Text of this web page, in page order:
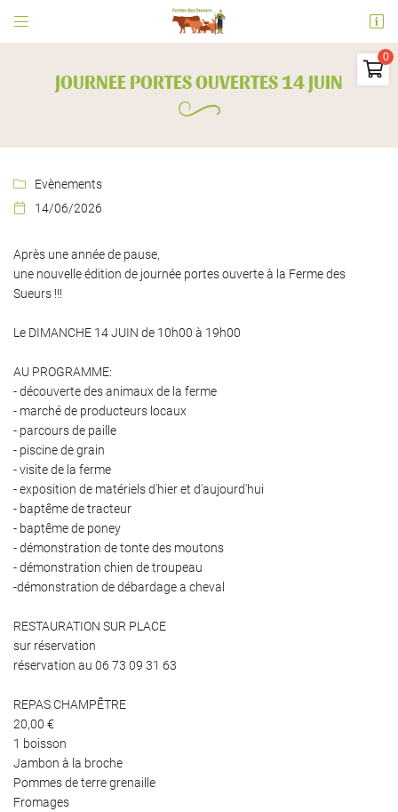
 
06 73 09 31 63

 Adresse email de réception
utilisantle formulaire de désinscription.
JOURNEE PORTES OUVERTES 14 JUIN
 Evènements
 14/06/2026
Après une année de pause,
une nouvelle édition de journée portes ouverte à la Ferme des
Sueurs !!!
Le DIMANCHE 14 JUIN de 10h00 à 19h00
AU PROGRAMME:
- découverte des animaux de la ferme
- marché de producteurs locaux
- parcours de paille
- piscine de grain
- visite de la ferme
- exposition de matériels d'hier et d'aujourd'hui
- baptême de tracteur
- baptême de poney
- démonstration de tonte des moutons
- démonstration chien de troupeau
-démonstration de débardage a cheval
RESTAURATION SUR PLACE
sur réservation
réservation au 06 73 09 31 63
REPAS CHAMPÊTRE
20,00 €
1 boisson
Jambon à la broche
Pommes de terre grenaille
Fromages